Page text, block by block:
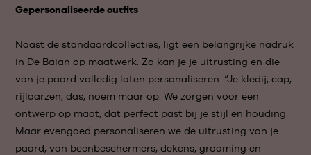
Gepersonaliseerde outfits
Naast de standaardcollecties, ligt een belangrijke nadruk
in De Baian op maatwerk. Zo kan je je uitrusting en die
van je paard volledig laten personaliseren. “Je kledij, cap,
rijlaarzen, das, noem maar op. We zorgen voor een
ontwerp op maat, dat perfect past bij je stijl en houding.
Maar evengoed personaliseren we de uitrusting van je
paard, van beenbeschermers, dekens, grooming en